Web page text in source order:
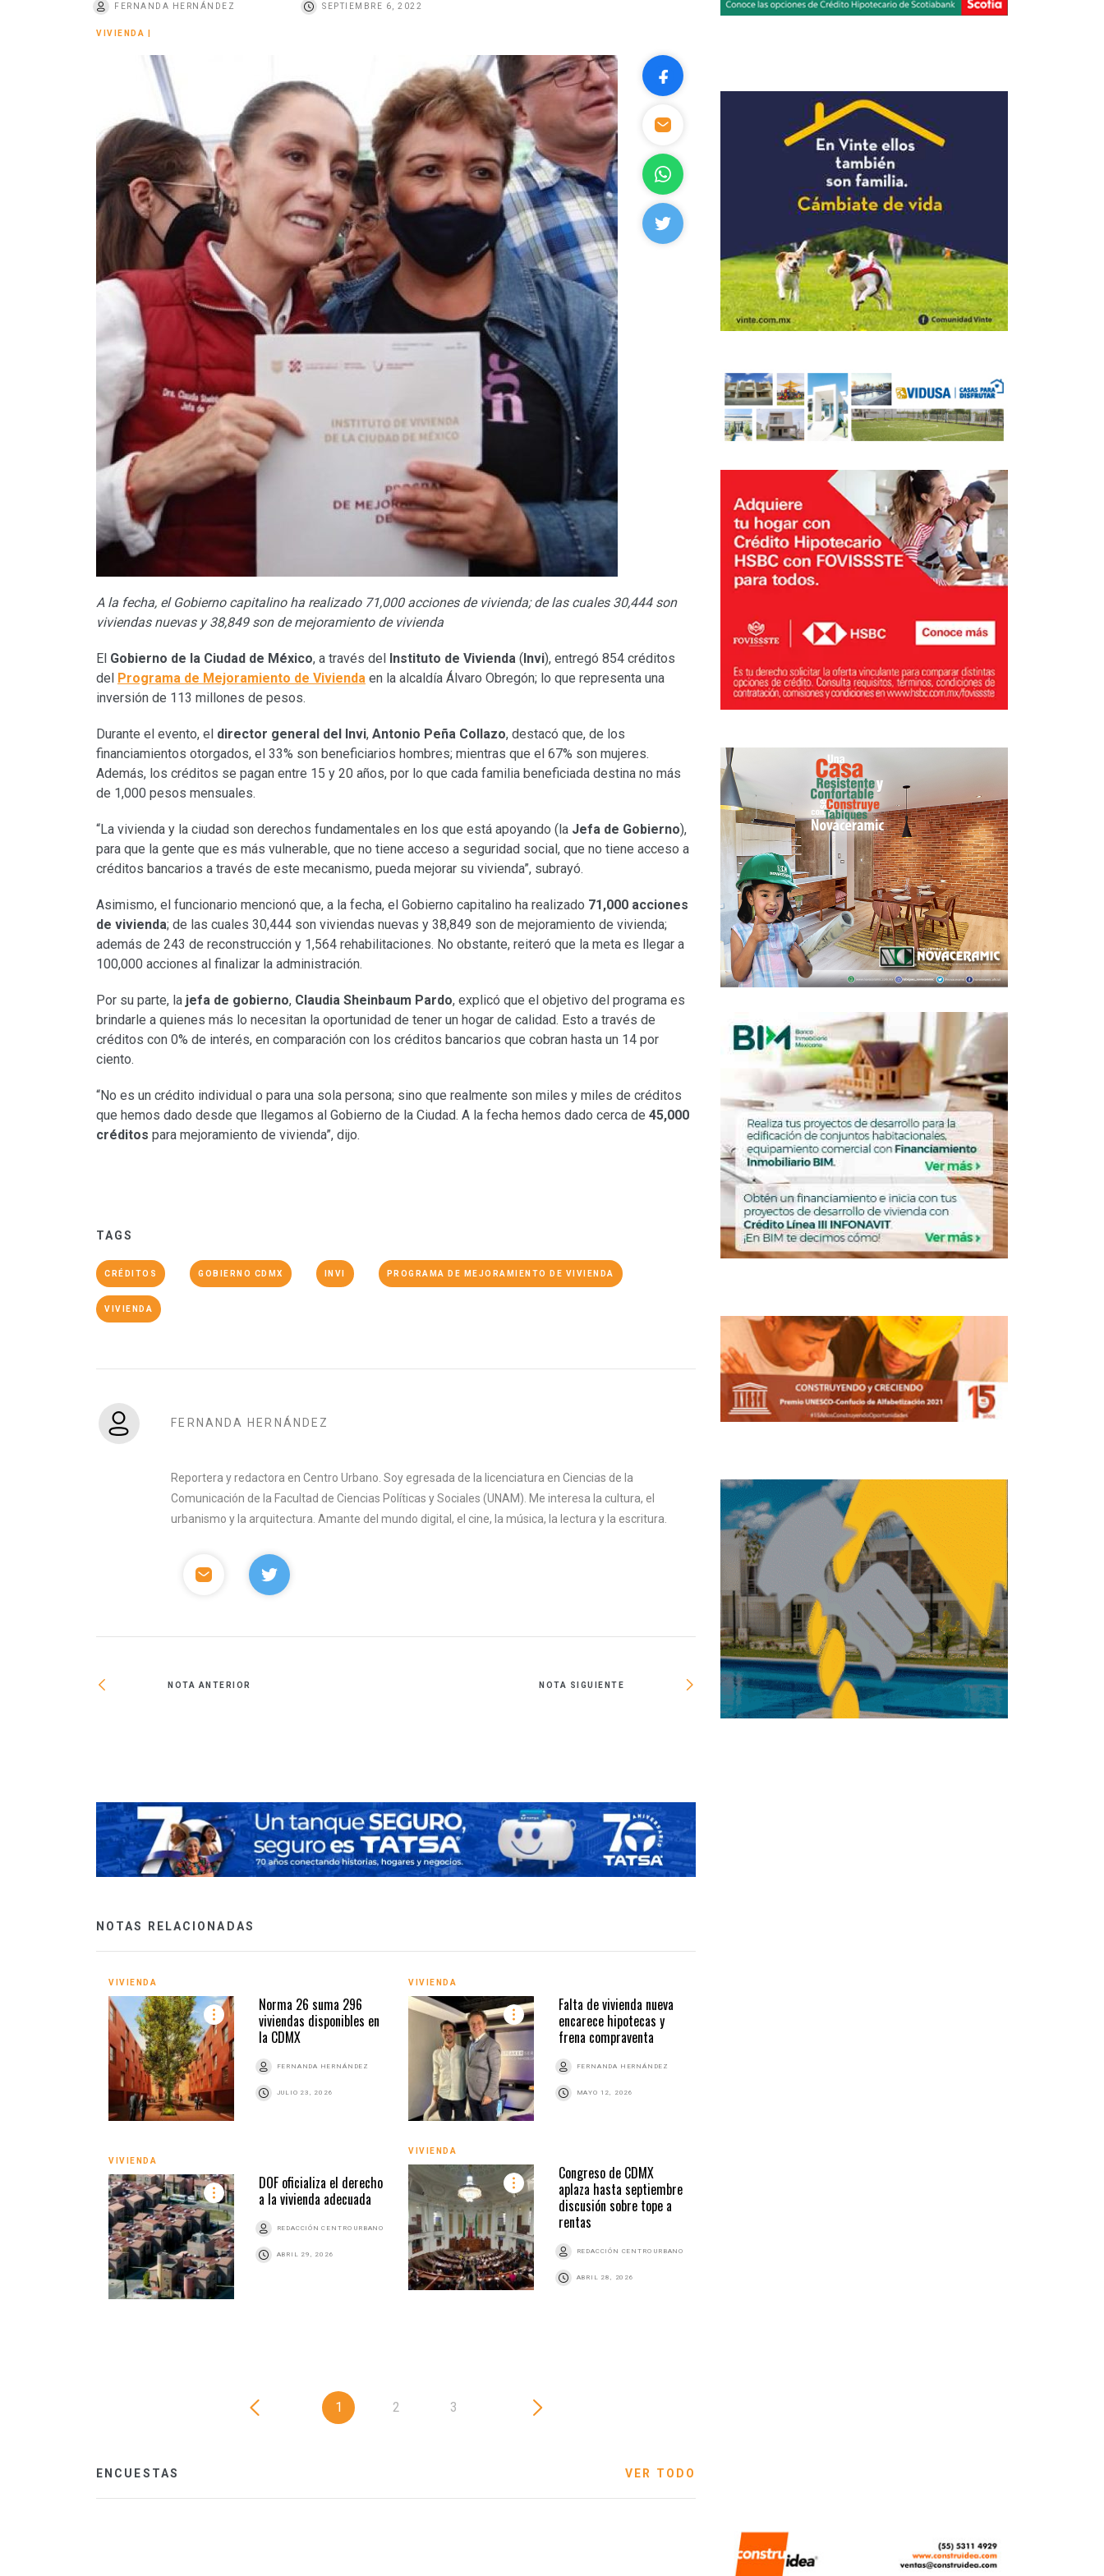
FERNANDA HERNÁNDEZ SEPTIEMBRE 6, 2022
VIVIENDA
A la fecha, el Gobierno capitalino ha realizado 71,000 acciones de vivienda; de las cuales 30,444 son
viviendas nuevas y 38,849 son de mejoramiento de vivienda
El Gobierno de la Ciudad de México, a través del Instituto de Vivienda ( Invi), entregó 854 créditos
del
Programa de Mejoramiento de Vivienda en la alcaldía Álvaro Obregón; lo que representa una
inversión de 113 millones de pesos.
Durante el evento, el director general del Invi, Antonio Peña Collazo, destacó que, de los
financiamientos otorgados, el 33% son beneficiarios hombres; mientras que el 67% son mujeres.
Además, los créditos se pagan entre 15 y 20 años, por lo que cada familia beneficiada destina no más
de 1,000 pesos mensuales.
“La vivienda y la ciudad son derechos fundamentales en los que está apoyando (la Jefa de Gobierno),
para que la gente que es más vulnerable, que no tiene acceso a seguridad social, que no tiene acceso a
créditos bancarios a través de este mecanismo, pueda mejorar su vivienda”, subrayó.
Asimismo, el funcionario mencionó que, a la fecha, el Gobierno capitalino ha realizado 71,000 acciones
de vivienda; de las cuales 30,444 son viviendas nuevas y 38,849 son de mejoramiento de vivienda;
además de 243 de reconstrucción y 1,564 rehabilitaciones. No obstante, reiteró que la meta es llegar a
100,000 acciones al finalizar la administración.
Por su parte, la jefa de gobierno, Claudia Sheinbaum Pardo, explicó que el objetivo del programa es
brindarle a quienes más lo necesitan la oportunidad de tener un hogar de calidad. Esto a través de
créditos con 0% de interés, en comparación con los créditos bancarios que cobran hasta un 14 por
ciento.
“No es un crédito individual o para una sola persona; sino que realmente son miles y miles de créditos
que hemos dado desde que llegamos al Gobierno de la Ciudad. A la fecha hemos dado cerca de 45,000
créditos para mejoramiento de vivienda”, dijo.
TAGS
CRÉDITOS GOBIERNO CDMX INVI PROGRAMA DE MEJORAMIENTO DE VIVIENDA
VIVIENDA
FERNANDA HERNÁNDEZ
Reportera y redactora en Centro Urbano. Soy egresada de la licenciatura en Ciencias de la
Comunicación de la Facultad de Ciencias Políticas y Sociales (UNAM). Me interesa la cultura, el
urbanismo y la arquitectura. Amante del mundo digital, el cine, la música, la lectura y la escritura.
NOTA ANTERIOR NOTA SIGUIENTE
Gobierno Federal invierte 14 mdp en
NOTAS RELACIONADAS
VIVIENDA
Norma 26 suma 296
viviendas disponibles en
la CDMX
FERNANDA HERNÁNDEZ
JULIO 23, 2026
VIVIENDA
Falta de vivienda nueva
encarece hipotecas y
frena compraventa
FERNANDA HERNÁNDEZ
MAYO 12, 2026
VIVIENDA
DOF oficializa el derecho
a la vivienda adecuada
REDACCIÓN CENTRO URBANO
ABRIL 29, 2026
VIVIENDA
Congreso de CDMX
aplaza hasta septiembre
discusión sobre tope a
rentas
REDACCIÓN CENTRO URBANO
ABRIL 28, 2026
1 2 3
ENCUESTAS VER TODO